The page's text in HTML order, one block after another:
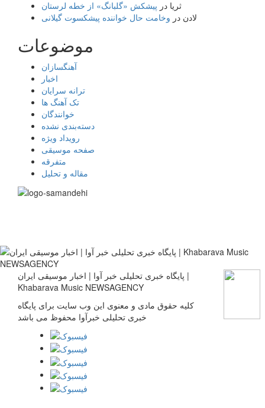
ثریا در پیشکش «گلبانگ» از خطه لرستان
لادن در وخامت حال خواننده پیشکسوت گیلانی
موضوعات
آهنگسازان
اخبار
ترانه سرایان
تک آهنگ ها
خوانندگان
دسته‌بندی نشده
رویداد ویژه
صفحه موسیقی
متفرقه
مقاله و تحلیل
پایگاه خبری تحلیلی خبر آوا | اخبار موسیقی ایران |
Khabarava Music NEWSAGENCY
کلیه حقوق مادی و معنوی این وب سایت برای پایگاه
خبری تحلیلی خبرآوا محفوظ می باشد